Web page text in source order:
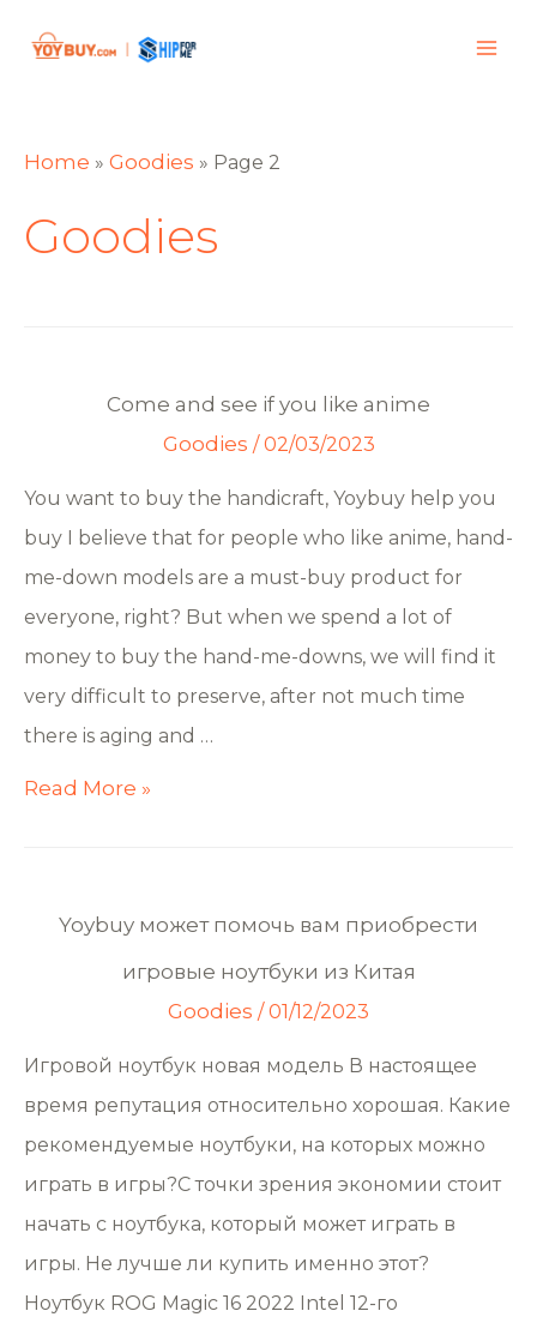
Home » Goodies » Page 2
Goodies
Come and see if you like anime
Goodies / 02/03/2023
You want to buy the handicraft, Yoybuy help you
buy I believe that for people who like anime, hand-
me-down models are a must-buy product for
everyone, right? But when we spend a lot of
money to buy the hand-me-downs, we will find it
very difficult to preserve, after not much time
there is aging and …
Read More »
Yoybuy может помочь вам приобрести
игровые ноутбуки из Китая
Goodies / 01/12/2023
Игровой ноутбук новая модель В настоящее
время репутация относительно хорошая. Какие
рекомендуемые ноутбуки, на которых можно
играть в игры?С точки зрения экономии стоит
начать с ноутбука, который может играть в
игры. Не лучше ли купить именно этот?
Ноутбук ROG Magic 16 2022 Intel 12-го